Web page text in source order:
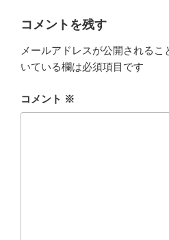
コメントを残す
メールアドレスが公開されるこ
いている欄は必須項目です
コメント ※